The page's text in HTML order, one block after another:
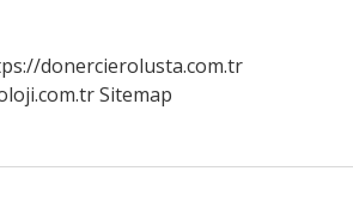
donercierolusta.com.tr
Sitemap